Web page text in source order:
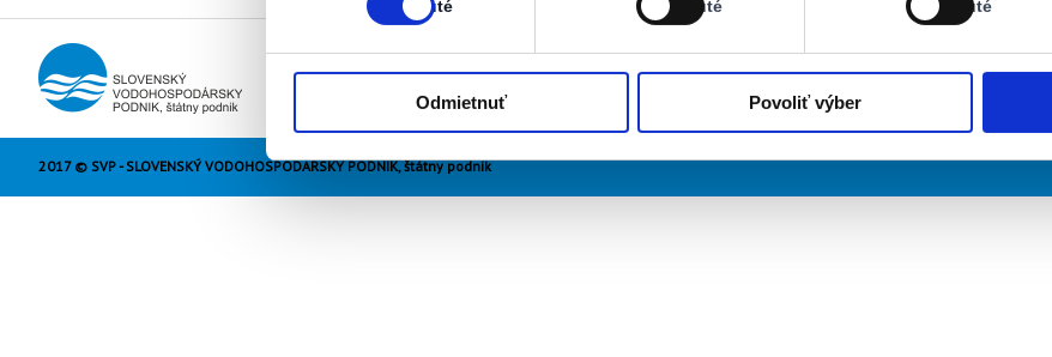
Zapnuté Vypnuté Vypnuté
Odmietnuť Povoliť výber
2017 © SVP - SLOVENSKÝ VODOHOSPODÁRSKY PODNIK, štátny podnik